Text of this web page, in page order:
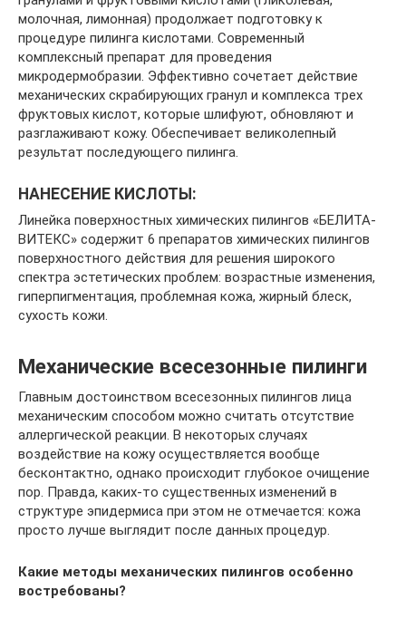
молочная, лимонная) продолжает подготовку к
процедуре пилинга кислотами. Современный
комплексный препарат для проведения
микродермобразии. Эффективно сочетает действие
механических скрабирующих гранул и комплекса трех
фруктовых кислот, которые шлифуют, обновляют и
разглаживают кожу. Обеспечивает великолепный
результат последующего пилинга.
НАНЕСЕНИЕ КИСЛОТЫ:
Линейка поверхностных химических пилингов «БЕЛИТА-
ВИТЕКС» содержит 6 препаратов химических пилингов
поверхностного действия для решения широкого
спектра эстетических проблем: возрастные изменения,
гиперпигментация, проблемная кожа, жирный блеск,
сухость кожи.
Механические всесезонные пилинги
Главным достоинством всесезонных пилингов лица
механическим способом можно считать отсутствие
аллергической реакции. В некоторых случаях
воздействие на кожу осуществляется вообще
бесконтактно, однако происходит глубокое очищение
пор. Правда, каких-то существенных изменений в
структуре эпидермиса при этом не отмечается: кожа
просто лучше выглядит после данных процедур.
Какие методы механических пилингов особенно
востребованы?